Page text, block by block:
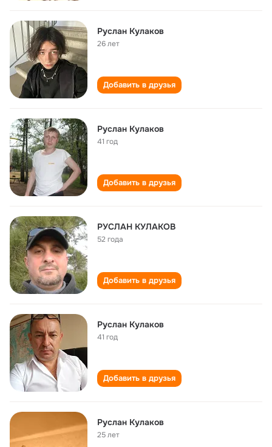
Руслан Кулаков
26 лет
Добавить в друзья
Руслан Кулаков
41 год
Добавить в друзья
РУСЛАН КУЛАКОВ
52 года
Добавить в друзья
Руслан Кулаков
41 год
Добавить в друзья
Руслан Кулаков
25 лет